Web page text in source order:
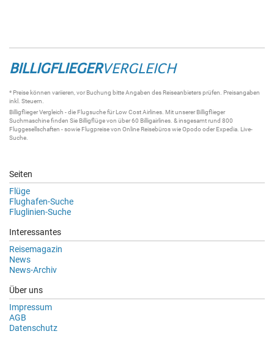
BILLIGFLIEGERVERGLEICH
* Preise können variieren, vor Buchung bitte Angaben des Reiseanbieters prüfen. Preisangaben
inkl. Steuern.
BilligfliegerVergleich - die Flugsuchefür Low Cost Airlines. Mit unsererBilligflieger
Suchmaschinefinden Sie Billigflügevon über 60 Billigairlines . & insgesamt rund 800
Fluggesellschaften - sowie Flugpreise von Online Reisebüros wie Opodo oder Expedia. Live-
Suche
Seiten
Flüge
Flughafen-Suche
Fluglinien-Suche
Interessantes
Reisemagazin
News
News-Archiv
Über uns
Impressum
AGB
Datenschutz